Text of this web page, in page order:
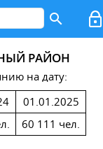
РАЙОН
на дату:
01.01.2025
60 111 чел.